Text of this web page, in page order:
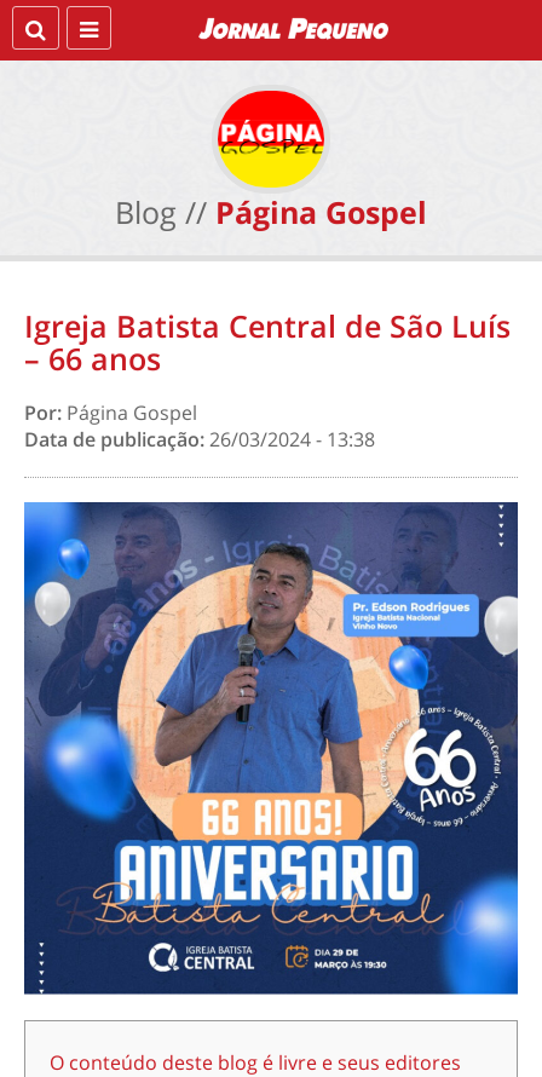
Blog // Página Gospel
Igreja Batista Central de São Luís
– 66 anos
Por: Página Gospel
Data de publicação:26/03/2024 - 13:38
O conteúdo deste blog é livre e seus editores